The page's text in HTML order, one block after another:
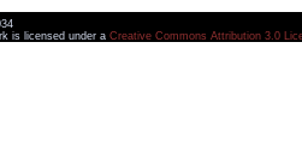
is licensed under a Creative Commons Attribution 3.0